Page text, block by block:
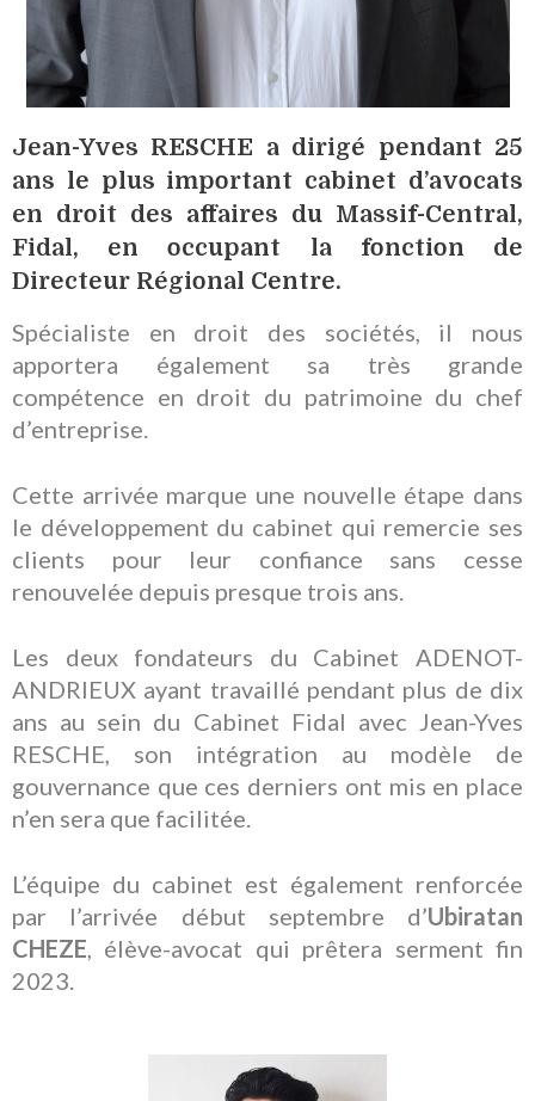
Jean-Yves RESCHE a dirigé pendant 25
ans le plus important cabinet d’avocats
en droit des affaires du Massif-Central,
Fidal, en occupant la fonction de
Directeur Régional Centre.
Spécialiste en droit des sociétés, il nous
apportera également sa très grande
compétence en droit du patrimoine du chef
d’entreprise.
Cette arrivée marque une nouvelle étape dans
le développement du cabinet qui remercie ses
clients pour leur confiance sans cesse
renouvelée depuis presque trois ans.
Les deux fondateurs du Cabinet ADENOT-
ANDRIEUX ayant travaillé pendant plus de dix
ans au sein du Cabinet Fidal avec Jean-Yves
RESCHE, son intégration au modèle de
gouvernance que ces derniers ont mis en place
n’en sera que facilitée.
L’équipe du cabinet est également renforcée
par l’arrivée début septembre d’Ubiratan
CHEZE, élève-avocat qui prêtera serment fin
2023.